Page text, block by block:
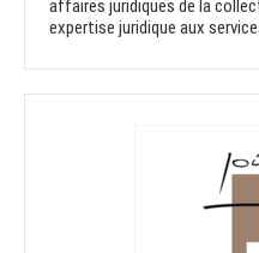
affaires juridiques de la
expertise juridique aux